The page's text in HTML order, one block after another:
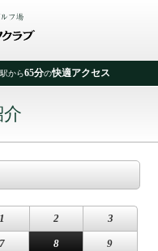
から65分の快適アクセス
介
1 2 3
7 8 9